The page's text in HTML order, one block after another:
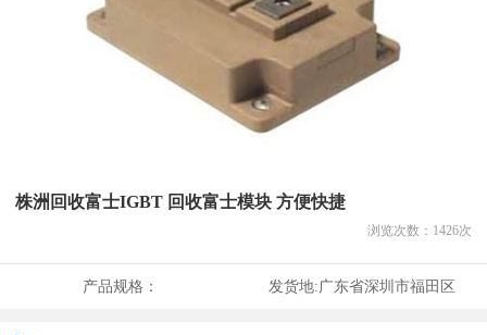
株洲回收富士IGBT 回收富士模块 方便快捷
浏览次数： 1426次
产品规格： 发货地:广东省深圳市福田区